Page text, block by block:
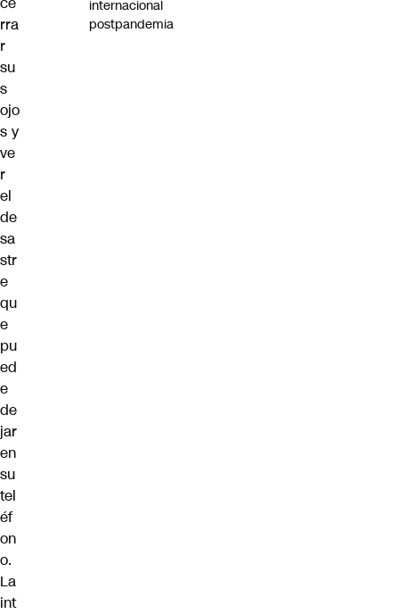
rra
r
su
s
ojo
s y
ve
r
el
de
sa
str
e
qu
e
pu
ed
e
de
jar
en
su
tel
éf
on
o.
La
int
internacional
postpandemia